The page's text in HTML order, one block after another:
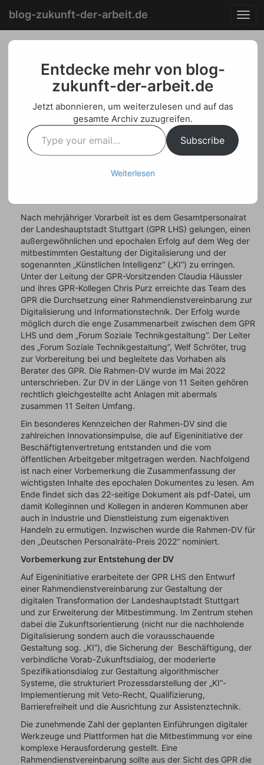
Menu
content
T
o
g
blog-zukunft-der-arbeit.de
Gesamtpersonalrat
erreicht epochale
Vereinbarung zur
Gestaltung der
Digitalisierung und der
sogenannten „KI“
Nach mehrjähriger Vorarbeit ist es dem Gesamtpersonalrat
der Landeshauptstadt Stuttgart (GPR LHS) gelungen, einen
außergewöhnlichen und epochalen Erfolg auf dem Weg der
mitbestimmten Gestaltung der Digitalisierung und der
sogenannten „Künstlichen Intelligenz“ („KI“) zu erringen.
Unter der Leitung der GPR-Vorsitzenden Claudia Häussler
und ihres GPR-Kollegen Chris Purz erreichte das Team des
GPR die Durchsetzung einer Rahmendienstvereinbarung zur
Digitalisierung und Informationstechnik. Der Erfolg wurde
möglich durch die enge Zusammenarbeit zwischen dem GPR
LHS und dem „Forum Soziale Technikgestaltung“. Der Leiter
des „Forum Soziale Technikgestaltung“, Welf Schröter, trug
zur Vorbereitung bei und begleitete das Vorhaben als
Berater des GPR. Die Rahmen-DV wurde im Mai 2022
unterschrieben. Zur DV in der Länge von 11 Seiten gehören
rechtlich gleichgestellte acht Anlagen mit abermals
zusammen 11 Seiten Umfang.
Ein besonderes Kennzeichen der Rahmen-DV sind die
zahlreichen Innovationsimpulse, die auf Eigeninitiative der
Beschäftigtenvertretung entstanden und die vom
öffentlichen Arbeitgeber mitgetragen werden. Nachfolgend
ist nach einer Vorbemerkung die Zusammenfassung der
wichtigsten Inhalte des epochalen Dokumentes zu lesen. Am
Ende findet sich das 22-seitige Dokument als pdf-Datei, um
damit Kolleginnen und Kollegen in anderen Kommunen aber
auch in Industrie und Dienstleistung zum eigenaktiven
Handeln zu ermutigen. Inzwischen wurde die Rahmen-DV für
den „Deutschen Personalräte-Preis 2022“ nominiert.
Vorbemerkung zur Entstehung der DV
Auf Eigeninitiative erarbeitete der GPR LHS den Entwurf
einer Rahmendienstvereinbarung zur Gestaltung der
digitalen Transformation der Landeshauptstadt Stuttgart
und zur Erweiterung der Mitbestimmung. Im Zentrum stehen
dabei die Zukunftsorientierung (nicht nur die nachholende
Digitalisierung sondern auch die vorausschauende
Gestaltung sog. „KI“), die Sicherung der Beschäftigung, der
verbindliche Vorab-Zukunftsdialog, der moderierte
Spezifikationsdialog zur Gestaltung algorithmischer
Systeme, die strukturiert Prozessdarstellung der „KI“-
Implementierung mit Veto-Recht, Qualifizierung,
Barrierefreiheit und die Ausrichtung zur Assistenztechnik.
Die zunehmende Zahl der geplanten Einführungen digitaler
Werkzeuge und Plattformen hat die Mitbestimmung vor eine
komplexe Herausforderung gestellt. Eine
Rahmendienstvereinbarung sollte aus der Sicht des GPR die
Entdecke mehr von blog-
zukunft-der-arbeit.de
Jetzt abonnieren, um weiterzulesen und auf das
gesamte Archiv zuzugreifen.
Type
your
email…
Subscribe
Weiterlesen